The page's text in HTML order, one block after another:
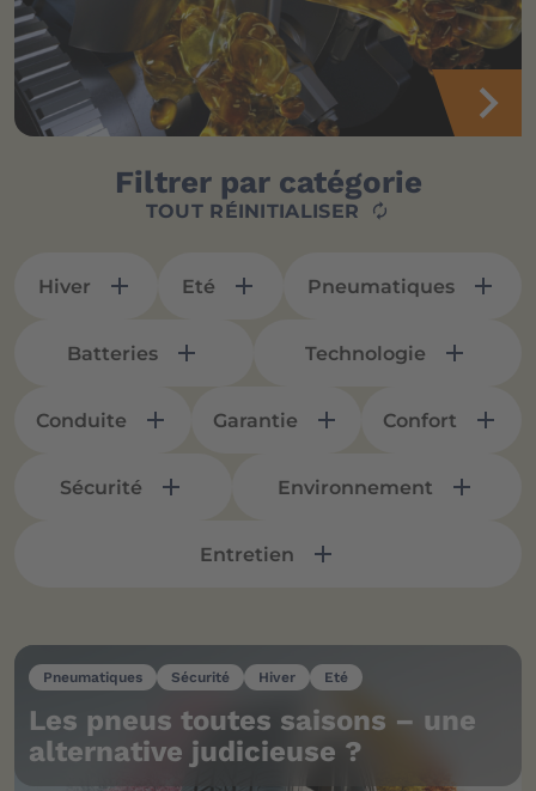
Filtrer par catégorie
TOUT RÉINITIALISER
Hiver Eté Pneumatiques
Batteries Technologie
Conduite Garantie Confort
Sécurité Environnement
Entretien
Pneumatiques Sécurité Hiver Eté
Les pneus toutes saisons – une
alternative judicieuse ?